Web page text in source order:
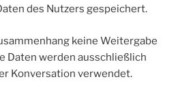
des Nutzers gespeichert.
keine Weitergabe
Daten werden ausschließlich
Konversation verwendet.